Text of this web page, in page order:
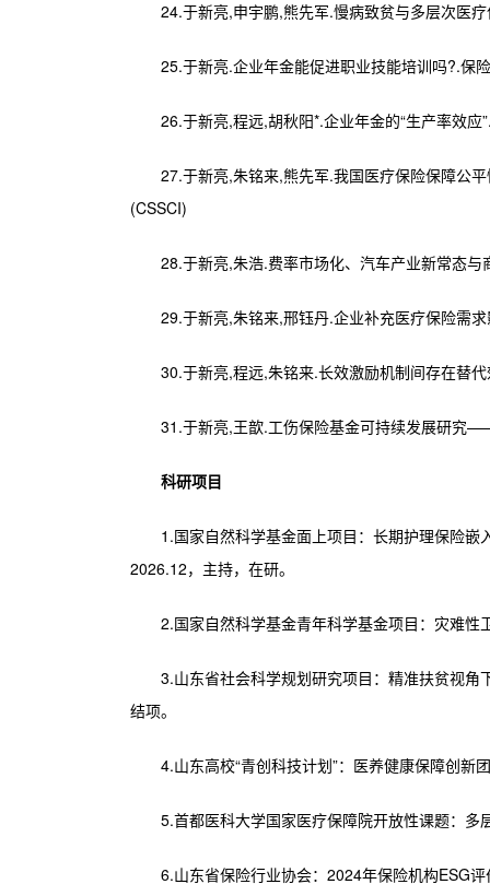
24.于新亮,申宇鹏,熊先军.慢病致贫与多层次医
25.于新亮.企业年金能促进职业技能培训吗?.保
26.于新亮,程远,胡秋阳*.企业年金的“生产率效
27.于新亮,朱铭来,熊先军.我国医疗保险保障公
(CSSCI)
28.于新亮,朱浩.费率市场化、汽车产业新常态
29.于新亮,朱铭来,邢钰丹.企业补充医疗保险需
30.于新亮,程远,朱铭来.长效激励机制间存在替
31.于新亮,王歆.工伤保险基金可持续发展研究
科研项目
1.国家自然科学基金面上项目：长期护理保险
2026.12，主持，在研。
2.国家自然科学基金青年科学基金项目：灾难
3.山东省社会科学规划研究项目：精准扶贫视
结项。
4.山东高校“青创科技计划”：医养健康保障创
5.首都医科大学国家医疗保障院开放性课题：
6.山东省保险行业协会：2024年保险机构ESG